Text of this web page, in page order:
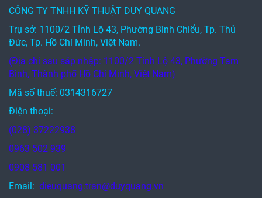
CÔNG TY TNHH KỸ THUẬT DUY QUANG
Trụ sở: 1100/2 Tỉnh Lộ 43, Phường Bình Chiểu, Tp. Thủ
Đức, Tp. Hồ Chí Minh, Việt Nam.
(Địa chỉ sau sáp nhập: 1100/2 Tỉnh Lộ 43, Phường Tam
Bình, Thành phố Hồ Chí Minh, Việt Nam)
Mã số thuế: 0314316727
Điện thoại:
(028) 37222938
0963 502 939
0908 581 001
Email: dieuquang.tran@duyquang.vn